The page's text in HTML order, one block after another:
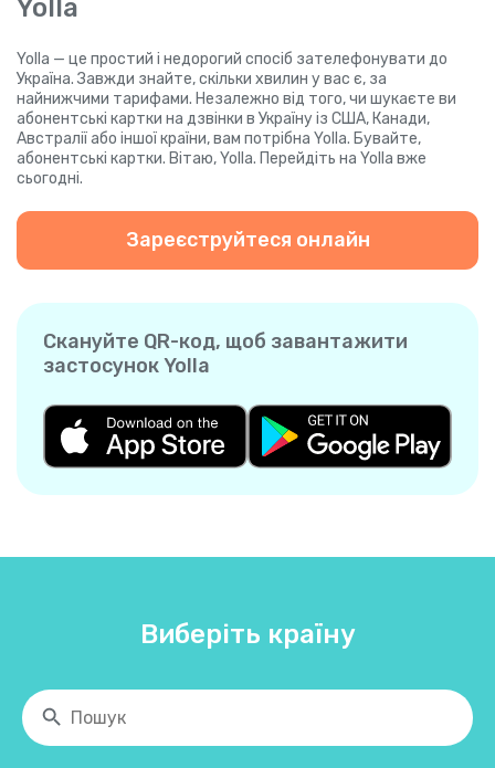
Yolla
Yolla — це простий і недорогий спосіб зателефонувати до
Україна. Завжди знайте, скільки хвилин у вас є, за
найнижчими тарифами. Незалежно від того, чи шукаєте ви
абонентські картки на дзвінки в Україну із США, Канади,
Австралії або іншої країни, вам потрібна Yolla. Бувайте,
абонентські картки. Вітаю, Yolla. Перейдіть на Yolla вже
сьогодні.
Зареєструйтеся онлайн
Скануйте QR-код, щоб завантажити
застосунок Yolla
Виберіть країну